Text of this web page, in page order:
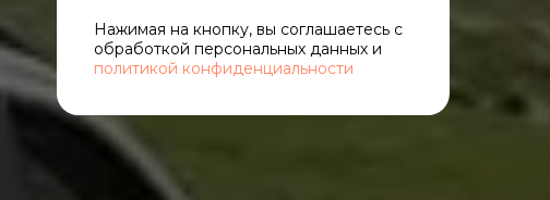
Нажимая на кнопку, вы соглашаетесь с
обработкой персональных данных и
политикой конфиденциальности